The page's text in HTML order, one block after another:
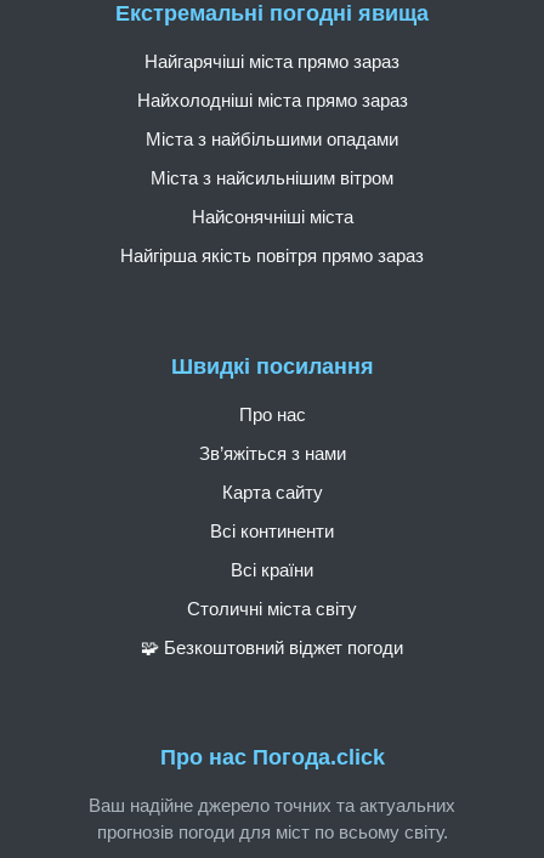
Про нас Погода.click
Ваш надійне джерело точних та актуальних
прогнозів погоди для міст по всьому світу.
Швидкі посилання
Про нас
Зв’яжіться з нами
Карта сайту
Всі континенти
Всі країни
Столичні міста світу
🧩 Безкоштовний віджет погоди
Екстремальні погодні явища
Найгарячіші міста прямо зараз
Найхолодніші міста прямо зараз
Міста з найбільшими опадами
Міста з найсильнішим вітром
Найсонячніші міста
Найгірша якість повітря прямо зараз